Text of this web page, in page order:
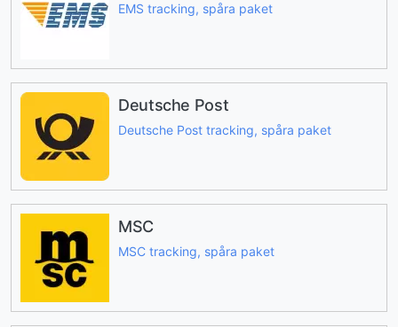
EMS tracking, spåra paket
Deutsche Post
Deutsche Post tracking, spåra paket
MSC
MSC tracking, spåra paket